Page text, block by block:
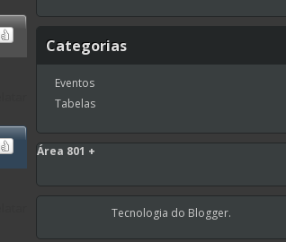
Categorias
Eventos
Tabelas
Área 801 +
Tecnologia do Blogger.